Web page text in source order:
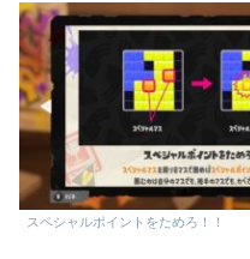
スペシャルポイントをためろ！！